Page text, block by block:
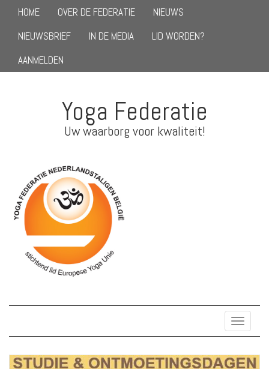
HOME OVER DE FEDERATIE
NIEUWS
NIEUWSBRIEF
IN DE MEDIA
LID WORDEN?
AANMELDEN
Yoga Federatie
Uw waarborg voor kwaliteit!
Toggle